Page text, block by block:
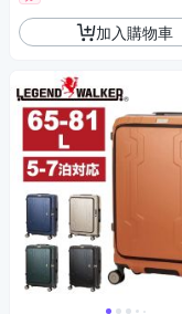
加入購物車